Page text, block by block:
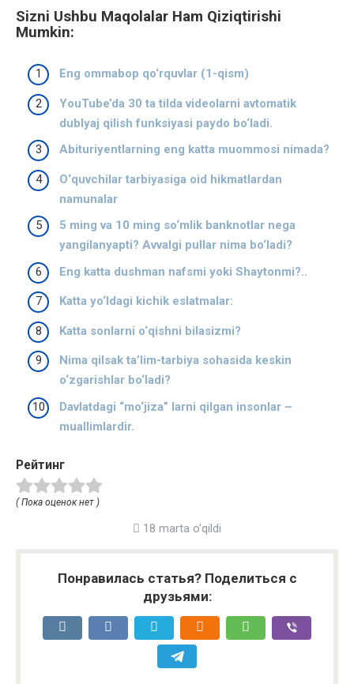
Sizni Ushbu Maqolalar Ham Qiziqtirishi
Mumkin:
Eng ommabop qo‘rquvlar (1-qism)
YouTube’da 30 ta tilda videolarni avtomatik
dublyaj qilish funksiyasi paydo bo‘ladi.
Abituriyentlarning eng katta muommosi nimada?
O‘quvchilar tarbiyasiga oid hikmatlardan
namunalar
5 ming va 10 ming so‘mlik banknotlar nega
yangilanyapti? Avvalgi pullar nima bo‘ladi?
Eng katta dushman nafsmi yoki Shaytonmi?..
Katta yo‘ldagi kichik eslatmalar:
Katta sonlarni o‘qishni bilasizmi?
Nima qilsak ta’lim-tarbiya sohasida keskin
o‘zgarishlar bo‘ladi?
Davlatdagi “mo‘jiza” larni qilgan insonlar –
muallimlardir.
Рейтинг
( Пока оценок нет )
18 marta o'qildi
Понравилась статья? Поделиться с
друзьями: